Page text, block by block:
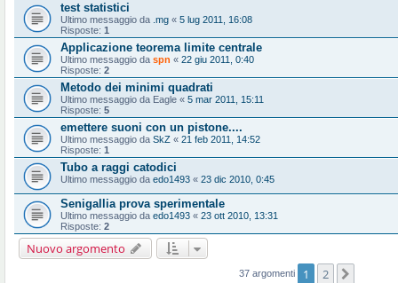
test statistici
Ultimo messaggio da .mg « 5 lug 2011, 16:08
Risposte: 1
Applicazione teorema limite centrale
Ultimo messaggio da spn « 22 giu 2011, 0:40
Risposte: 2
Metodo dei minimi quadrati
Ultimo messaggio da Eagle « 5 mar 2011, 15:11
Risposte: 5
emettere suoni con un pistone....
Ultimo messaggio da SkZ « 21 feb 2011, 14:52
Risposte: 1
Tubo a raggi catodici
Ultimo messaggio da edo1493 « 23 dic 2010, 0:45
Senigallia prova sperimentale
Ultimo messaggio da edo1493 « 23 ott 2010, 13:31
Risposte: 2
Nuovo argomento
37 argomenti 1 2